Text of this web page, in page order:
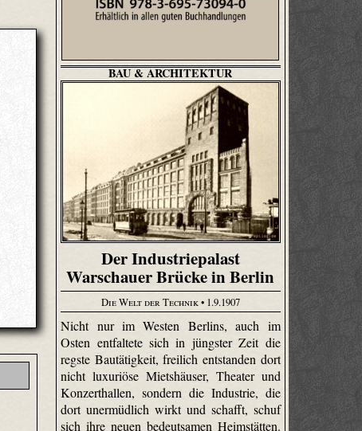
BAU & ARCHITEKTUR
Der Industriepalast
Warschauer Brücke in Berlin
Die Welt der Technik• 1.9.1907
Nicht nur im Westen Berlins, auch im
Osten entfaltete sich in jüngster Zeit die
regste Bautätigkeit, freilich entstanden dort
nicht luxuriöse Mietshäuser, Theater und
Konzerthallen, sondern die Industrie, die
dort unermüdlich wirkt und schafft, schuf
sich ihre neuen bedeutsamen Heimstätten.